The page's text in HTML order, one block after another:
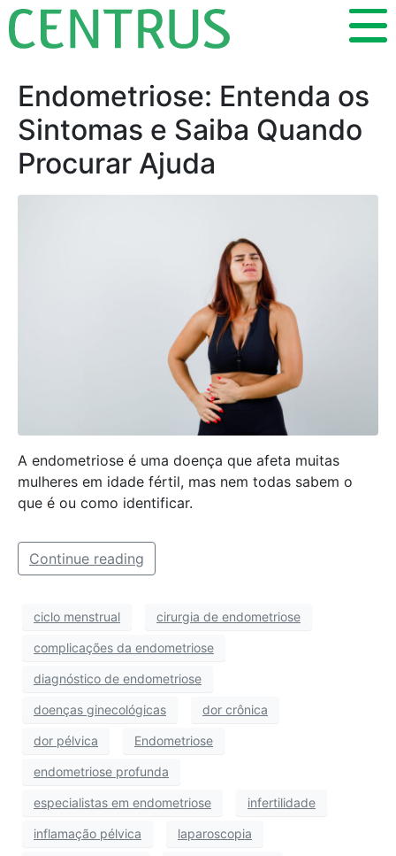
Endometriose: Entenda os
Sintomas e Saiba Quando
Procurar Ajuda
A endometriose é uma doença que afeta muitas
mulheres em idade fértil, mas nem todas sabem o
que é ou como identificar.
Continue reading
ciclo menstrual cirurgia de endometriose
complicações da endometriose
diagnóstico de endometriose
doenças ginecológicas dor crônica
dor pélvica Endometriose
endometriose profunda
especialistas em endometriose infertilidade
inflamação pélvica laparoscopia